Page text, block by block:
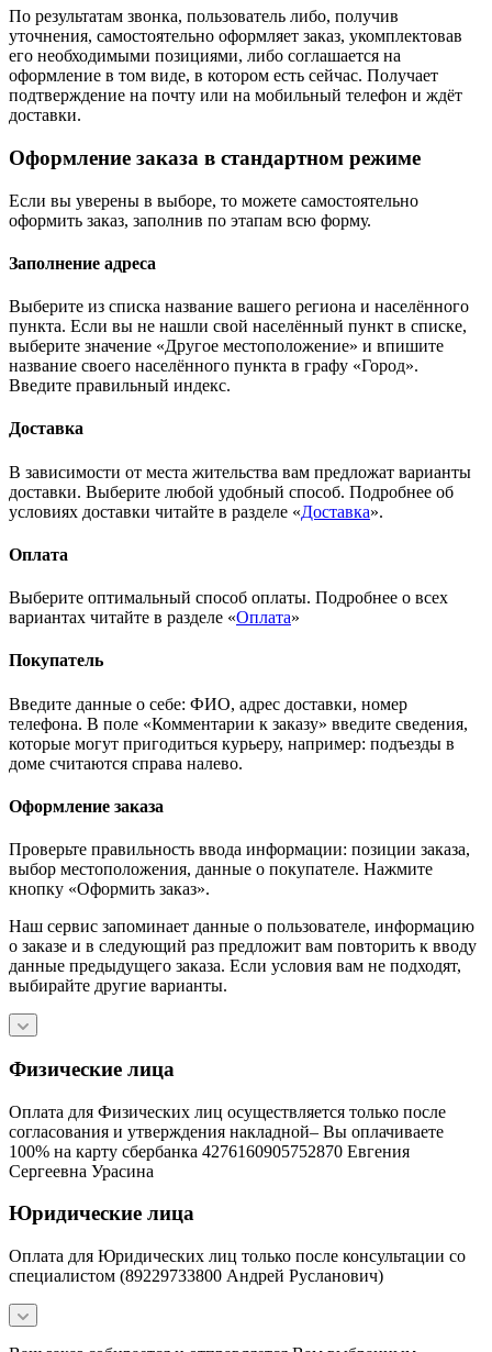
По результатам звонка, пользователь либо, получив
уточнения, самостоятельно оформляет заказ, укомплектовав
его необходимыми позициями, либо соглашается на
оформление в том виде, в котором есть сейчас. Получает
подтверждение на почту или на мобильный телефон и ждёт
доставки.
Оформление заказа в стандартном режиме
Если вы уверены в выборе, то можете самостоятельно
оформить заказ, заполнив по этапам всю форму.
Заполнение адреса
Выберите из списка название вашего региона и населённого
пункта. Если вы не нашли свой населённый пункт в списке,
выберите значение «Другое местоположение» и впишите
название своего населённого пункта в графу «Город».
Введите правильный индекс.
Доставка
В зависимости от места жительства вам предложат варианты
доставки. Выберите любой удобный способ. Подробнее об
условиях доставки читайте в разделе «Доставка».
Оплата
Выберите оптимальный способ оплаты. Подробнее о всех
вариантах читайте в разделе «Оплата»
Покупатель
Введите данные о себе: ФИО, адрес доставки, номер
телефона. В поле «Комментарии к заказу» введите сведения,
которые могут пригодиться курьеру, например: подъезды в
доме считаются справа налево.
Оформление заказа
Проверьте правильность ввода информации: позиции заказа,
выбор местоположения, данные о покупателе. Нажмите
кнопку «Оформить заказ».
Наш сервис запоминает данные о пользователе, информацию
о заказе и в следующий раз предложит вам повторить к вводу
данные предыдущего заказа. Если условия вам не подходят,
выбирайте другие варианты.
Физические лица
Оплата для Физических лиц осуществляется только после
согласования и утверждения накладной– Вы оплачиваете
100% на карту сбербанка 4276160905752870 Евгения
Сергеевна Урасина
Юридические лица
Оплата для Юридических лиц только после консультации со
специалистом (89229733800 Андрей Русланович)